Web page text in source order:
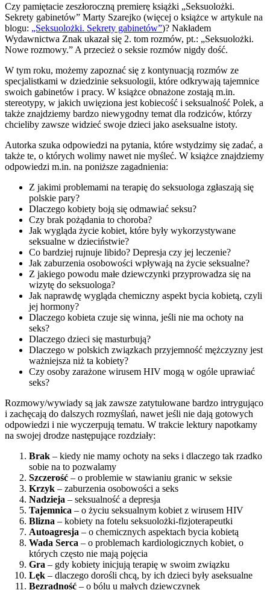
Czy pamiętacie zeszłoroczną premierę książki „Seksuolożki.
Sekrety gabinetów” Marty Szarejko (więcej o książce w artykule na
blogu: „Seksuolożki. Sekrety gabinetów”)? Nakładem
Wydawnictwa Znak ukazał się 2. tom rozmów, pt.: „Seksuolożki.
Nowe rozmowy.” A przecież o seksie rozmów nigdy dość.
W tym roku, możemy zapoznać się z kontynuacją rozmów ze
specjalistkami w dziedzinie seksuologii, które odkrywają tajemnice
swoich gabinetów i pracy. W książce obnażone zostają m.in.
stereotypy, w jakich uwięziona jest kobiecość i seksualność Polek, a
także znajdziemy bardzo niewygodny temat dla rodziców, którzy
chcieliby zawsze widzieć swoje dzieci jako aseksualne istoty.
Autorka szuka odpowiedzi na pytania, które wstydzimy się zadać, a
także te, o których wolimy nawet nie myśleć. W książce znajdziemy
odpowiedzi m.in. na poniższe zagadnienia:
Z jakimi problemami na terapię do seksuologa zgłaszają się
polskie pary?
Dlaczego kobiety boją się odmawiać seksu?
Czy brak pożądania to choroba?
Jak wygląda życie kobiet, które były wykorzystywane
seksualne w dzieciństwie?
Co bardziej rujnuje libido? Depresja czy jej leczenie?
Jak zaburzenia osobowości wpływają na życie seksualne?
Z jakiego powodu małe dziewczynki przyprowadza się na
wizytę do seksuologa?
Jak naprawdę wygląda chemiczny aspekt bycia kobietą, czyli
jej hormony?
Dlaczego kobieta czuje się winna, jeśli nie ma ochoty na
seks?
Dlaczego dzieci się masturbują?
Dlaczego w polskich związkach przyjemność mężczyzny jest
ważniejsza niż ta kobiety?
Czy osoby zarażone wirusem HIV mogą w ogóle uprawiać
seks?
Rozmowy/wywiady są jak zawsze zatytułowane bardzo intrygująco
i zachęcają do dalszych rozmyślań, nawet jeśli nie dają gotowych
odpowiedzi i nie wyczerpują tematu. W trakcie lektury napotkamy
na swojej drodze następujące rozdziały:
Brak – kiedy nie mamy ochoty na seks i dlaczego tak rzadko
sobie na to pozwalamy
Szczerość – o problemie w stawianiu granic w seksie
Krzyk – zaburzenia osobowości a seks
Nadzieja – seksualność a depresja
Tajemnica – o życiu seksualnym kobiet z wirusem HIV
Blizna – kobiety na fotelu seksuolożki-fizjoterapeutki
Autoagresja – o chemicznych aspektach bycia kobietą
Wada Serca – o problemach kardiologicznych kobiet, o
których często nie mają pojęcia
Gra – gdy kobiety inicjują terapię w swoim związku
Lęk – dlaczego dorośli chcą, by ich dzieci były aseksualne
Bezradność – o bólu u małych dziewczynek